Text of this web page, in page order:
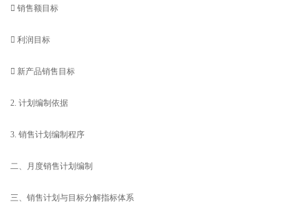
 销售额目标
 利润目标
 新产品销售目标
2. 计划编制依据
3. 销售计划编制程序
二、月度销售计划编制
三、销售计划与目标分解指标体系